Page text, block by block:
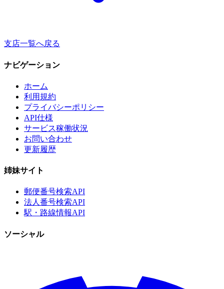
支店一覧へ戻る
ナビゲーション
ホーム
利用規約
プライバシーポリシー
API仕様
サービス稼働状況
お問い合わせ
更新履歴
姉妹サイト
郵便番号検索API
法人番号検索API
駅・路線情報API
ソーシャル